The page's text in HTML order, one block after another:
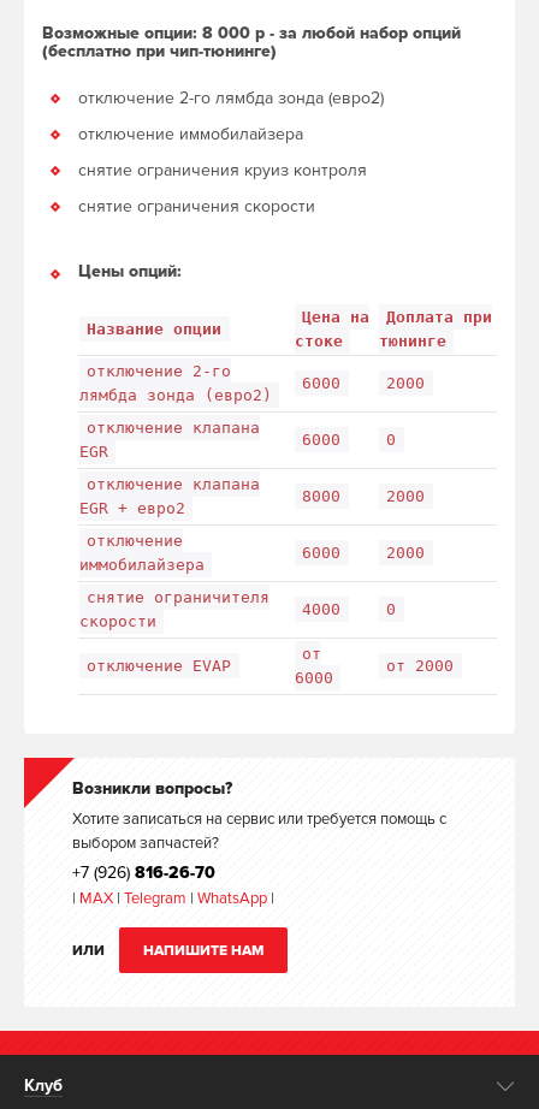
Возможные опции: 8 000 р - за любой набор опций
(бесплатно при чип-тюнинге)
отключение 2-го лямбда зонда (евро2)
отключение иммобилайзера
снятие ограничения круиз контроля
снятие ограничения скорости
Цены опций:
Название опции
Цена на
стоке
Доплата при
тюнинге
отключение 2-го
лямбда зонда (евро2)
6000 2000
отключение клапана
EGR
6000 0
отключение клапана
EGR + евро2
8000 2000
отключение
иммобилайзера
6000 2000
снятие ограничителя
скорости
4000 0
отключение EVAP
от
6000
от 2000
Возникли вопросы?
Хотите записаться на сервис или требуется помощь с
выбором запчастей?
+7 (926) 816-26-70
| MAX | Telegram | WhatsApp |
ИЛИ НАПИШИТЕ НАМ
Клуб